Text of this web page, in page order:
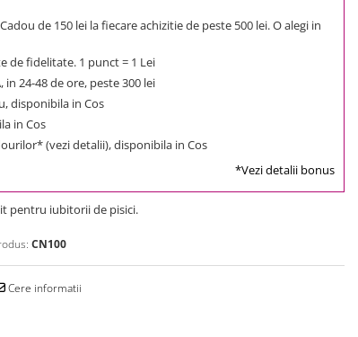
de 150 lei la fiecare achizitie de peste 500 lei. O alegi in
de fidelitate. 1 punct = 1 Lei
in 24-48 de ore, peste 300 lei
disponibila in Cos
in Cos
(vezi detalii), disponibila in Cos
*Vezi detalii bonus
pentru iubitorii de pisici.
CN100
Cere informatii